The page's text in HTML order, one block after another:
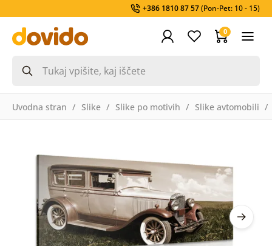
+386 1810 87 57(Pon-Pet: 10 - 15)
0
Uvodna stran Slike Slike po motivih Slike avtomobili